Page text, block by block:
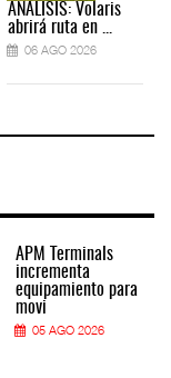
ANÁLISIS: Volaris
abrirá ruta en ...
06 AGO 2026
APM Terminals
incrementa
equipamiento para
movi
05 AGO 2026